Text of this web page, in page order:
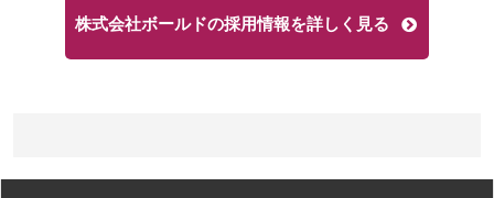
株式会社ボールドの採用情報を詳しく見る